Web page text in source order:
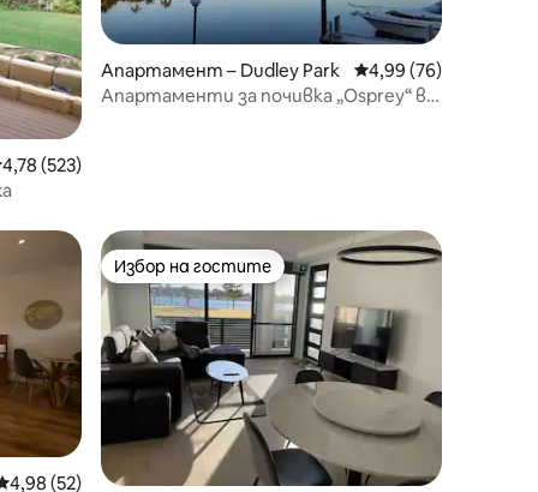
оценка: 4,78 от 5, 523 отзива
4,78 (523)
Апартамент – Dudley Park Средна оценка:
4,99 (76)
Апартаменти за почивка „Osprey“ в
оценка: 4,98 от 5, 52 отзива
4,98 (52)
Избор на гостите
Избор на гостите